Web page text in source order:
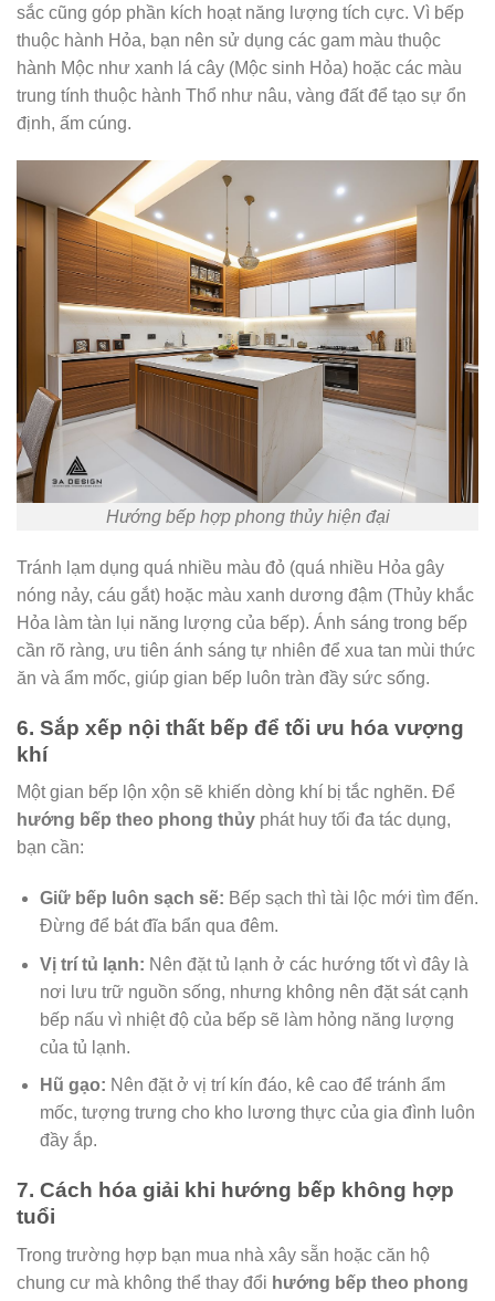
sắc cũng góp phần kích hoạt năng lượng tích cực. Vì bếp
thuộc hành Hỏa, bạn nên sử dụng các gam màu thuộc
hành Mộc như xanh lá cây (Mộc sinh Hỏa) hoặc các màu
trung tính thuộc hành Thổ như nâu, vàng đất để tạo sự ổn
định, ấm cúng.
Hướng bếp hợp phong thủy hiện đại
Tránh lạm dụng quá nhiều màu đỏ (quá nhiều Hỏa gây
nóng nảy, cáu gắt) hoặc màu xanh dương đậm (Thủy khắc
Hỏa làm tàn lụi năng lượng của bếp). Ánh sáng trong bếp
cần rõ ràng, ưu tiên ánh sáng tự nhiên để xua tan mùi thức
ăn và ẩm mốc, giúp gian bếp luôn tràn đầy sức sống.
6. Sắp xếp nội thất bếp để tối ưu hóa vượng
khí
Một gian bếp lộn xộn sẽ khiến dòng khí bị tắc nghẽn. Để
hướng bếp theo phong thủy phát huy tối đa tác dụng,
bạn cần:
Giữ bếp luôn sạch sẽ: Bếp sạch thì tài lộc mới tìm đến.
Đừng để bát đĩa bẩn qua đêm.
Vị trí tủ lạnh: Nên đặt tủ lạnh ở các hướng tốt vì đây là
nơi lưu trữ nguồn sống, nhưng không nên đặt sát cạnh
bếp nấu vì nhiệt độ của bếp sẽ làm hỏng năng lượng
của tủ lạnh.
Hũ gạo: Nên đặt ở vị trí kín đáo, kê cao để tránh ẩm
mốc, tượng trưng cho kho lương thực của gia đình luôn
đầy ắp.
7. Cách hóa giải khi hướng bếp không hợp
tuổi
Trong trường hợp bạn mua nhà xây sẵn hoặc căn hộ
chung cư mà không thể thay đổi hướng bếp theo phong